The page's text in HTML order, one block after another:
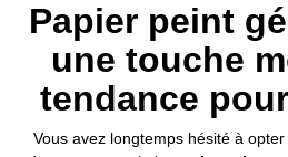
Papier peint
une touche
tendance
Vous avez longtemps hésité à